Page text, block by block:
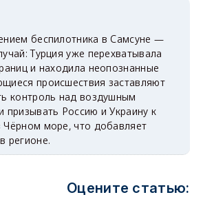
беспилотника в Самсуне —
Турция уже перехватывала
и находила неопознанные
происшествия заставляют
контроль над воздушным
призывать Россию и Украину к
Чёрном море, что добавляет
регионе.
Оцените статью: